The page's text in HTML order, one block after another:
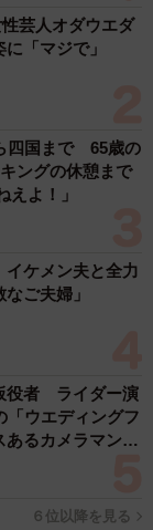
芸人オダウエダ
「マジで」
四国まで 65歳の
ングの休憩まで
よ！」
イケメン夫と全力
ご夫婦」
役者 ライダー演
「ウエディングフ
るカメラマン求
６位以降を見る